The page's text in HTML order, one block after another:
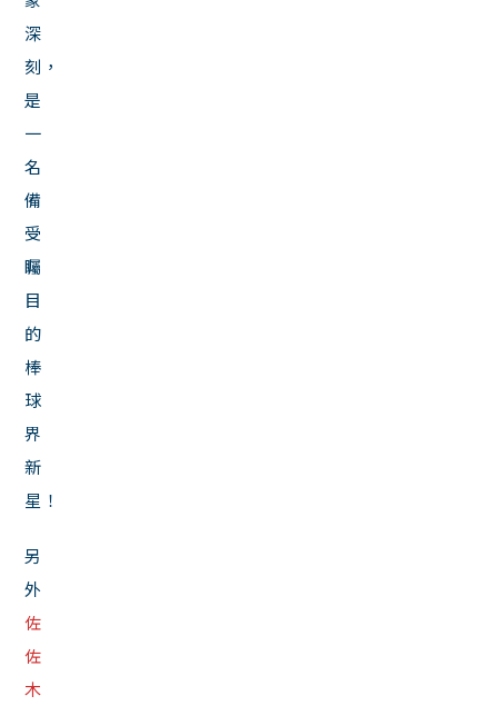
深
刻，
是
一
名
備
受
矚
目
的
棒
球
界
新
星！
另
外
佐
佐
木